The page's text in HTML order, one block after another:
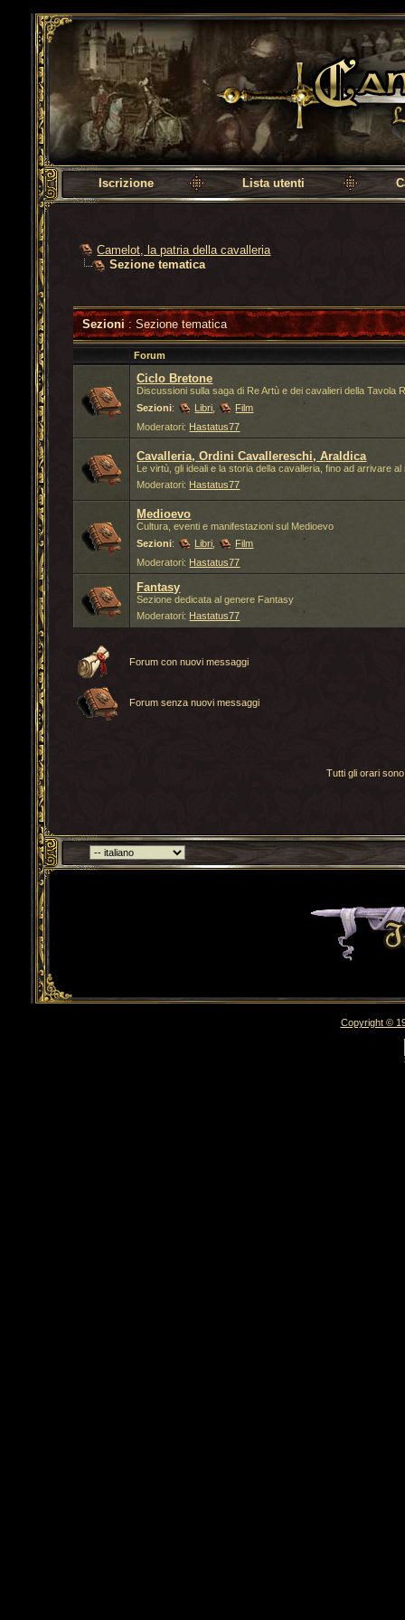
Camelot, la patria della cavalleria
Iscrizione Lista utenti
Camelot, la patria della cavalleria
Sezione tematica
Sezioni: Sezione tematica
Forum
Ciclo Bretone
Discussioni sulla saga di Re Artù e dei cavalieri della Tavola
Sezioni: Libri
Film
Moderatori: Hastatus77
Cavalleria, Ordini Cavallereschi, Araldica
Le virtù, gli ideali e la storia della cavalleria, fino ad arrivare
Moderatori: Hastatus77
Medioevo
Cultura, eventi e manifestazioni sul Medioevo
Sezioni: Libri
Film
Moderatori: Hastatus77
Fantasy
Sezione dedicata al genere Fantasy
Moderatori: Hastatus77
Forum con nuovi messaggi
Forum senza nuovi messaggi
Tutti gli orari
Torna indietro
Copyright ©